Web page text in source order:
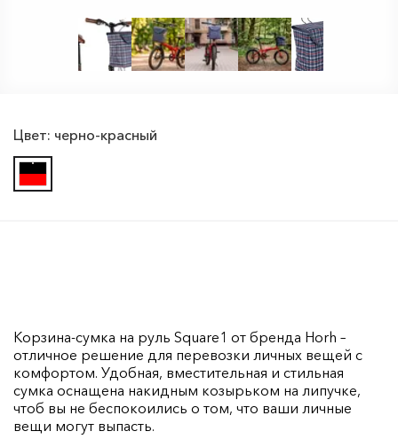
Цвет: черно-красный
Корзина-сумка на руль Square1 от бренда Horh –
отличное решение для перевозки личных вещей с
комфортом. Удобная, вместительная и стильная
сумка оснащена накидным козырьком на липучке,
чтоб вы не беспокоились о том, что ваши личные
вещи могут выпасть.